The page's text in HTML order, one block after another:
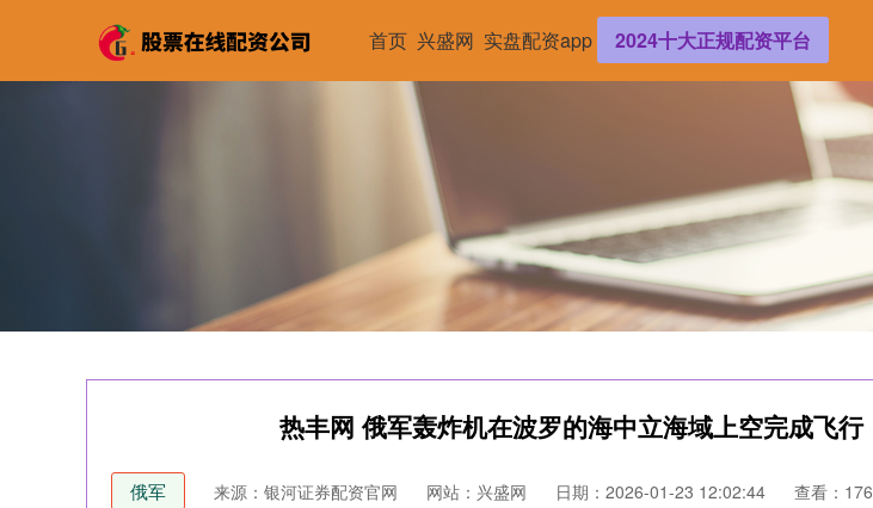
首页 兴盛网 实盘配资app 2024十大正规配资平台
热丰网 俄军轰炸机在波罗的海中立海域上空完成飞行
俄军 来源：银河证券配资官网 网站：兴盛网 日期：2026-01-23 12:02:44 查看：176